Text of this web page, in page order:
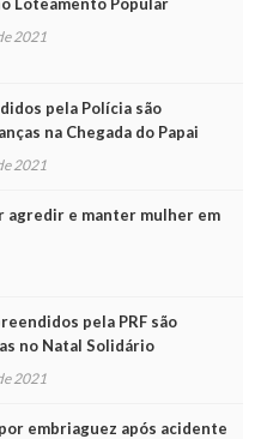
Loteamento Popular
2021
pela Polícia são
na Chegada do Papai
2021
agredir e manter mulher em
pela PRF são
no Natal Solidário
2021
embriaguez após acidente